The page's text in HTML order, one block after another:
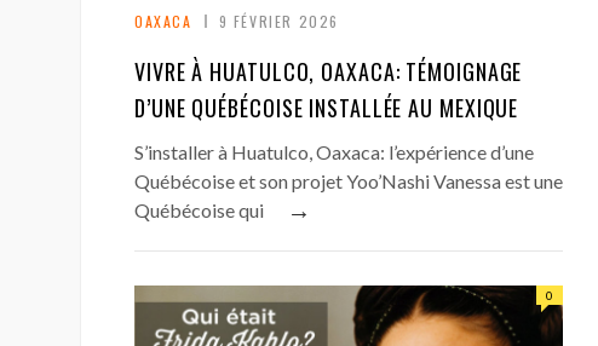
OAXACA 9 FÉVRIER 2026
VIVRE À HUATULCO, OAXACA: TÉMOIGNAGE
D’UNE QUÉBÉCOISE INSTALLÉE AU MEXIQUE
S’installer à Huatulco, Oaxaca: l’expérience d’une
Québécoise et son projet Yoo’Nashi Vanessa est une
Québécoise qui
→
0